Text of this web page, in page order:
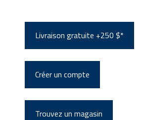
Livraison gratuite +250 $*
Créer un compte
Trouvez un magasin